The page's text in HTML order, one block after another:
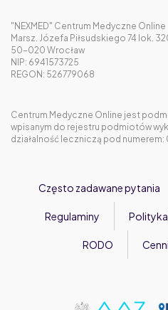
pierwszą dawką
"NEXMED" Centrum Medyczne Online
Marsz. Józefa Piłsudskiego 74 lok. 320
NIP: 6941573725